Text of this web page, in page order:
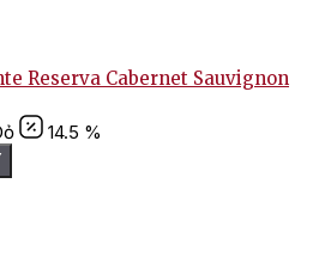
Reserva Cabernet Sauvignon
14.5 %